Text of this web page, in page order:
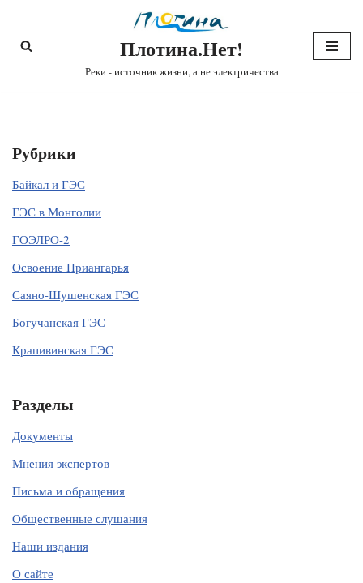
Перейти
Плотина.Нет!
Реки - источник жизни, а не электричества
Рубрики
Байкал и ГЭС
ГЭС в Монголии
ГОЭЛРО-2
Освоение Приангарья
Саяно-Шушенская ГЭС
Богучанская ГЭС
Крапивинская ГЭС
Разделы
Документы
Мнения экспертов
Письма и обращения
Общественные слушания
Наши издания
О сайте